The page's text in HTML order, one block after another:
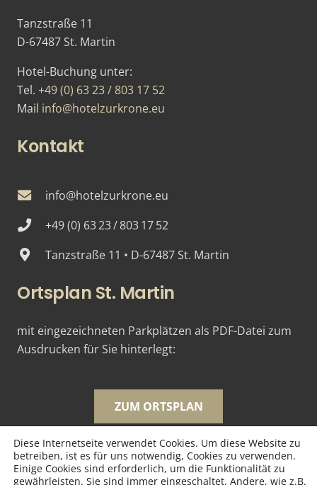
Tanzstraße 11
D-67487 St. Martin
Hotel-Buchung unter:
Tel. +49 (0) 63 23 / 803 17 52
Mail info@hotelzurkrone.eu
Kontakt
info@hotelzurkrone.eu
+49 (0) 63 23 / 803 17 52
Tanzstraße 11 • D-67487 St. Martin
Ortsplan St. Martin
mit eingezeichneten Parkplätzen als PDF-Datei zum
Ausdrucken für Sie hinterlegt:
ZUM ORTSPLAN
Diese Internetseite verwendet Cookies. Um diese Website zu
betreiben, ist es für uns notwendig, Cookies zu verwenden.
Einige Cookies sind erforderlich, um die Funktionalität zu
gewährleisten. Sie sind immer eingeschaltet. Andere, wie z.B.